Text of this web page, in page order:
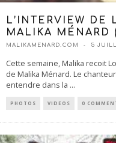
L’INTERVIEW DE
MALIKA MÉNARD
MALIKAMENARD.COM 5
Cette semaine, Malika recoit
de Malika Ménard. Le
entendre dans la ...
PHOTOS VIDEOS 0